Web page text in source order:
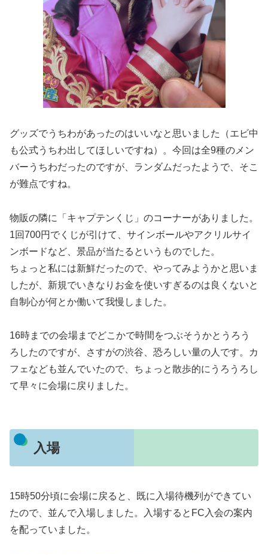
グッズでうちわがあったのはいいなと思いました（エビ中
も公式うちわ出してほしいですね）。今回は全9種のメン
バーうちわだったのですが、ランダムだったようで、そこ
が難点ですね。
物販の隣に「キャプテンくじ」のコーナーがありました。
1回700円でくじが引けて、サインボールやアクリルサイ
ンボードなど、景品が当たるというものでした。
ちょっと私には新鮮だったので、やってみようかと思いま
したが、新規でいきなりお金を使いすぎるのは良くないと
自制心が何とか働いて我慢しました。
16時までの会場までどこかで時間をつぶそうかとうろう
ろしたのですが、さすがの渋谷、恐ろしい量の人です。カ
フェなども並んでいたので、ちょっと散歩的にうろうろし
て早々に会場に戻りました。
入場
15時50分頃に会場に戻ると、既に入場待機列ができてい
たので、並んで入場しました。入場するとFC入会の案内
を配っていました。